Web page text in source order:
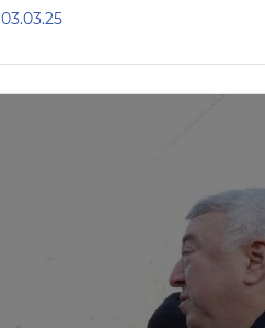
03.03.25